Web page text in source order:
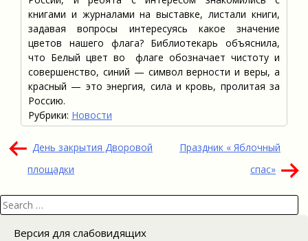
книгами и журналами на выставке, листали книги,
задавая вопросы интересуясь какое значение
цветов нашего флага? Библиотекарь объяснила,
что Белый цвет во флаге обозначает чистоту и
совершенство, синий — символ верности и веры, а
красный — это энергия, сила и кровь, пролитая за
Россию.
Рубрики: Новости
Навигация
по
День закрытия Дворовой
площадки
Праздник « Яблочный
спас»
Search
for:
Версия для слабовидящих